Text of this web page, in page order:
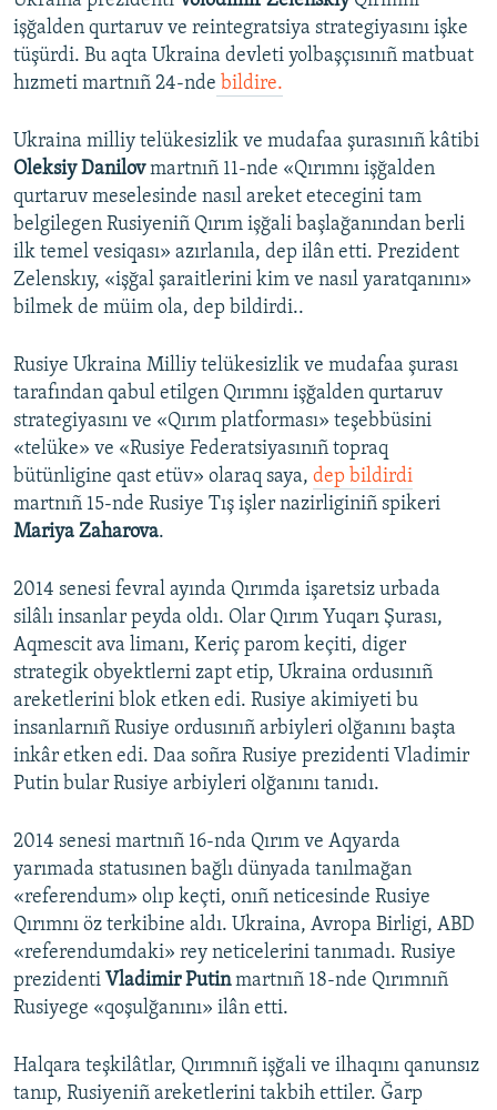
işğalden qurtaruv ve reintegratsiya strategiyasını işke
tüşürdi. Bu aqta Ukraina devleti yolbaşçısınıñ matbuat
hızmeti martnıñ 24-nde bildire.
Ukraina milliy telükesizlik ve mudafaa şurasınıñ kâtibi
Oleksiy Danilovmartnıñ 11-nde «Qırımnı işğalden
qurtaruv meselesinde nasıl areket etecegini tam
belgilegen Rusiyeniñ Qırım işğali başlağanından berli
ilk temel vesiqası» azırlanıla, dep ilân etti. Prezident
Zelenskıy, «işğal şaraitlerini kim ve nasıl yaratqanını»
bilmek de müim ola, dep bildirdi..
Rusiye Ukraina Milliy telükesizlik ve mudafaa şurası
tarafından qabul etilgen Qırımnı işğalden qurtaruv
strategiyasını ve «Qırım platforması» teşebbüsini
«telüke» ve «Rusiye Federatsiyasınıñ topraq
bütünligine qast etüv» olaraq saya, dep bildirdi
martnıñ 15-nde Rusiye Tış işler nazirliginiñ spikeri
Mariya Zaharova.
2014 senesi fevral ayında Qırımda işaretsiz urbada
silâlı insanlar peyda oldı. Olar Qırım Yuqarı Şurası,
Aqmescit ava limanı, Keriç parom keçiti, diger
strategik obyektlerni zapt etip, Ukraina ordusınıñ
areketlerini blok etken edi. Rusiye akimiyeti bu
insanlarnıñ Rusiye ordusınıñ arbiyleri olğanını başta
inkâr etken edi. Daa soñra Rusiye prezidenti Vladimir
Putin bular Rusiye arbiyleri olğanını tanıdı.
2014 senesi martnıñ 16-nda Qırım ve Aqyarda
yarımada statusınen bağlı dünyada tanılmağan
«referendum» olıp keçti, onıñ neticesinde Rusiye
Qırımnı öz terkibine aldı. Ukraina, Avropa Birligi, ABD
«referendumdaki» rey neticelerini tanımadı. Rusiye
prezidenti Vladimir Putinmartnıñ 18-nde Qırımnıñ
Rusiyege «qoşulğanını» ilân etti.
Halqara teşkilâtlar, Qırımnıñ işğali ve ilhaqını qanunsız
tanıp, Rusiyeniñ areketlerini takbih ettiler. Ğarp